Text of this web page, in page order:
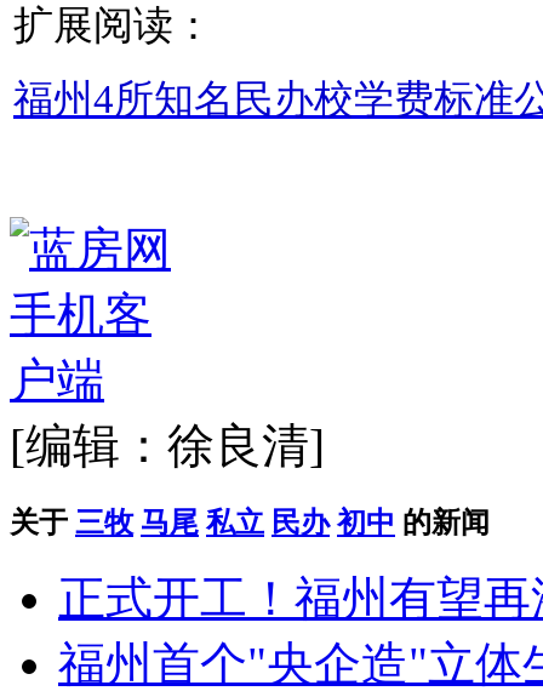
扩展阅读：
福州4所知名民办校学费标准
[编辑：徐良清]
关于 三牧 马尾 私立 民办 初中 的新闻
正式开工！福州有望
福州首个"央企造"立体